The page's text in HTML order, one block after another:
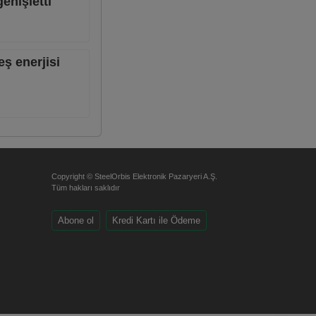
enerjisi
Copyright © SteelOrbis Elektronik Pazaryeri A.Ş.
Tüm hakları saklıdır
Abone ol Kredi Kartı ile Ödeme